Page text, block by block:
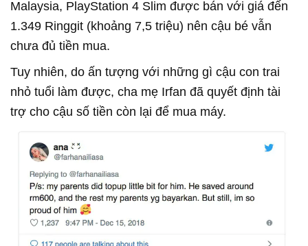
Malaysia, PlayStation 4 Slim được bán với giá đến
1.349 Ringgit (khoảng 7,5 triệu) nên cậu bé vẫn
chưa đủ tiền mua.
Tuy nhiên, do ấn tượng với những gì cậu con trai
nhỏ tuổi làm được, cha mẹ Irfan đã quyết định tài
trợ cho cậu số tiền còn lại để mua máy.